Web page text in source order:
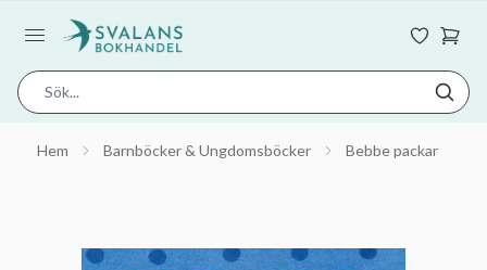
Hem Barnböcker & Ungdomsböcker Bebbe packar